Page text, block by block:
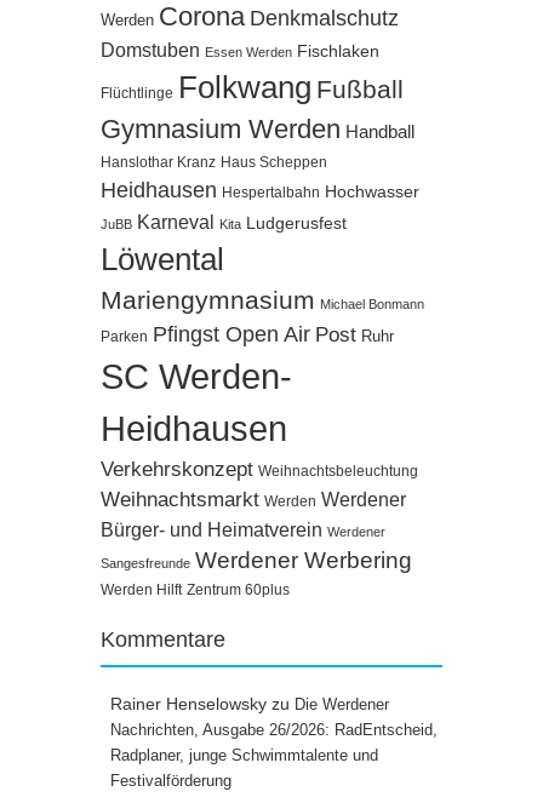
Werden Corona Denkmalschutz
Domstuben Essen Werden Fischlaken
Flüchtlinge Folkwang Fußball
Gymnasium Werden Handball
Hanslothar Kranz Haus Scheppen
Heidhausen Hespertalbahn Hochwasser
JuBB Karneval Kita Ludgerusfest
Löwental
Mariengymnasium Michael Bonmann
Parken Pfingst Open Air Post Ruhr
SC Werden-
Heidhausen
Verkehrskonzept Weihnachtsbeleuchtung
Weihnachtsmarkt Werden Werdener
Bürger- und Heimatverein Werdener
Sangesfreunde Werdener Werbering
Werden Hilft Zentrum 60plus
Kommentare
Rainer Henselowsky zu Die Werdener
Nachrichten, Ausgabe 26/2026: RadEntscheid,
Radplaner, junge Schwimmtalente und
Festivalförderung